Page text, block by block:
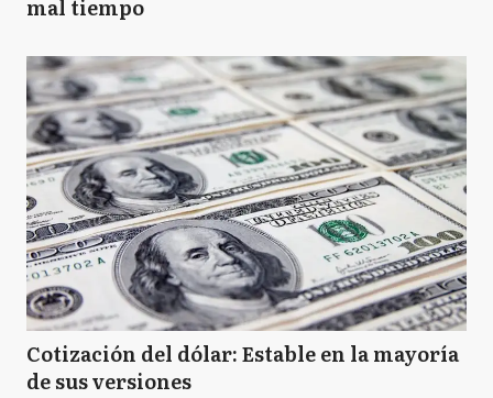
mal tiempo
Cotización del dólar: Estable en la mayoría
de sus versiones